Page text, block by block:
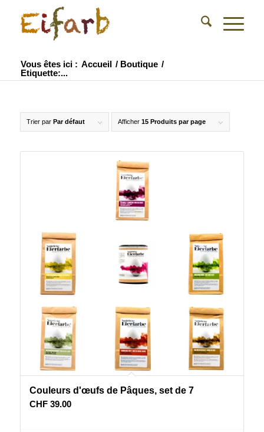
Vous êtes ici : Accueil / Boutique /
Etiquette:...
Trier par Par défaut Afficher 15 Produits par page
Couleurs d'œufs de Pâques, set de 7
CHF39.00